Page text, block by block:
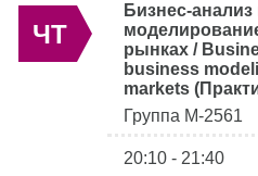
ЧТ
Бизнес-анализ
рынках /
business
markets
Группа М-2561
20:10 - 21:40